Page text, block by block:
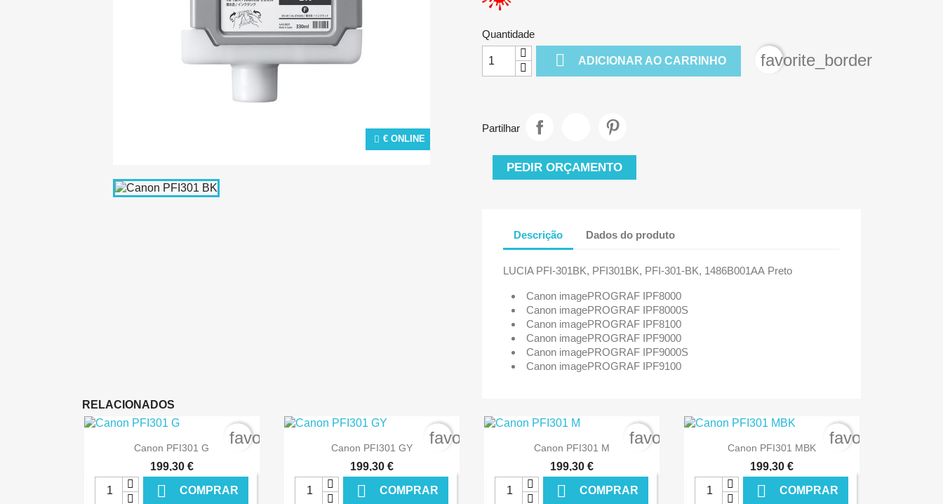
€ ONLINE
Quantidade
 ADICIONAR AO CARRINHO favorite_border
Partilhar
PEDIR ORÇAMENTO
Descrição Dados do produto
LUCIA PFI-301BK, PFI301BK, PFI-301-BK, 1486B001AA Preto
Canon imagePROGRAF IPF8000
Canon imagePROGRAF IPF8000S
Canon imagePROGRAF IPF8100
Canon imagePROGRAF IPF9000
Canon imagePROGRAF IPF9000S
Canon imagePROGRAF IPF9100
RELACIONADOS
 Ver+
Canon PFI301 G
199,30 €
 COMPRAR
favorite_border  Ver+
Canon PFI301 GY
199,30 €
 COMPRAR
favorite_border  Ver+
Canon PFI301 M
199,30 €
 COMPRAR
favorite_border  Ver+
Canon PFI301 MBK
199,30 €
 COMPRAR
favorite_border